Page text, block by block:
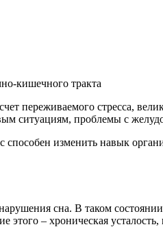
кишечного тракта
переживаемого стресса,
ситуациям, проблемы с
способен изменить навык
сна. В таком
этого – хроническая